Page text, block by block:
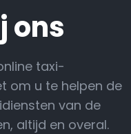
ons
taxi-
om u te helpen de
van de
altijd en overal.